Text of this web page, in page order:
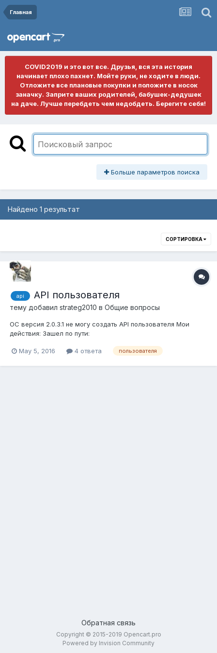
Главная
COVID2019 и это вот все. Друзья, вся эта история
начинает плохо пахнет. Мойте руки, не ходите в люди.
Отложите все плановые покупки и положите в носок
заначку. Заприте ваших родителей, бабушек-дедушек
на даче. Лучше перебдеть чем недобдеть. Берегите себя!
Больше параметров поиска
Найдено 1 результат
СОРТИРОВКА
api API пользователя
тему добавил strateg2010 в Общие вопросы
ОС версия 2.0.3.1 не могу создать API пользователя Мои
действия: Зашел по пути:
для заполнения нажимаю сохранить иии ничего. Пишет что
May 5, 2016 4 ответа пользователя
Обратная связь
Copyright © 2015-2019 Opencart.pro
Powered by Invision Community